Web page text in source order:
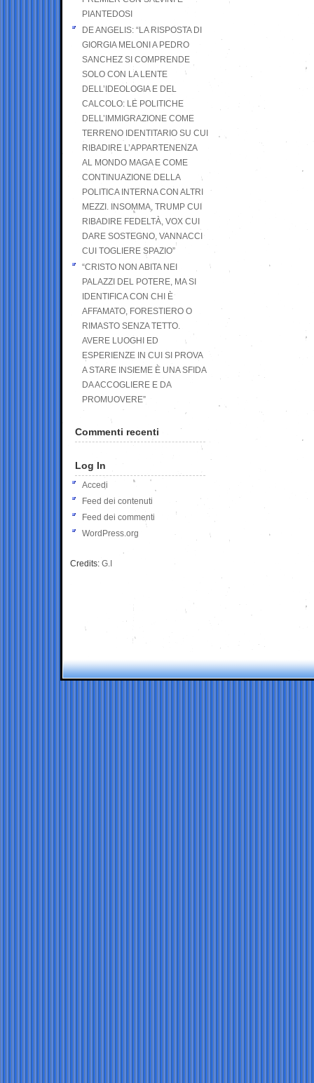
PIANTEDOSI
DE ANGELIS: “LA RISPOSTA DI
GIORGIA MELONI A PEDRO
SANCHEZ SI COMPRENDE
SOLO CON LA LENTE
DELL’IDEOLOGIA E DEL
CALCOLO: LE POLITICHE
DELL’IMMIGRAZIONE COME
TERRENO IDENTITARIO SU CUI
RIBADIRE L’APPARTENENZA
AL MONDO MAGA E COME
CONTINUAZIONE DELLA
POLITICA INTERNA CON ALTRI
MEZZI. INSOMMA, TRUMP CUI
RIBADIRE FEDELTÀ, VOX CUI
DARE SOSTEGNO, VANNACCI
CUI TOGLIERE SPAZIO”
“CRISTO NON ABITA NEI
PALAZZI DEL POTERE, MA SI
IDENTIFICA CON CHI È
AFFAMATO, FORESTIERO O
RIMASTO SENZA TETTO.
AVERE LUOGHI ED
ESPERIENZE IN CUI SI PROVA
A STARE INSIEME È UNA SFIDA
DA ACCOGLIERE E DA
PROMUOVERE”
Commenti recenti
Log In
Accedi
Feed dei contenuti
Feed dei commenti
WordPress.org
Credits: G.I